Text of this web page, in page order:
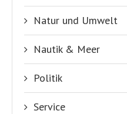
Natur und Umwelt
Nautik & Meer
Politik
Service